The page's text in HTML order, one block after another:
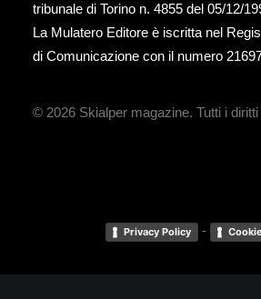
tribunale di Torino n. 4855 del 05/12/
La Mulatero Editore è iscritta nel
di Comunicazione con il numero
© 2026 Skialper magazine. Tutti i
Privacy Policy -